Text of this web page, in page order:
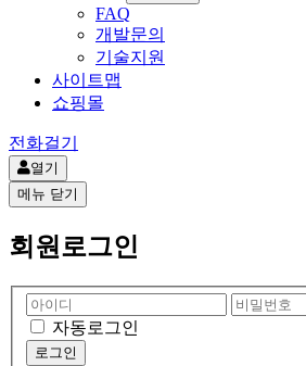
FAQ
개발문의
기술지원
사이트맵
쇼핑몰
전화걸기
열기
메뉴 닫기
회원로그인
자동로그인